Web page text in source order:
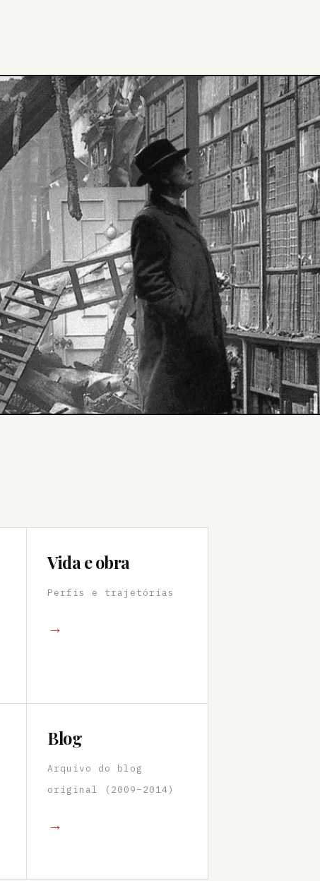
Vida e obra
Perfis e trajetórias
→
Blog
Arquivo do blog
original (2009–2014)
→